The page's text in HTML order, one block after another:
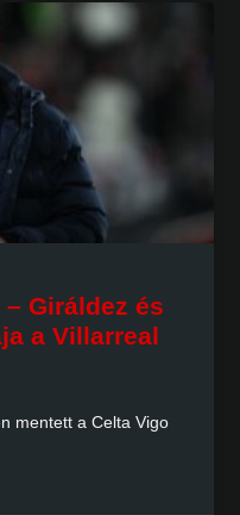
Giráldez és
a Villarreal
mentett a Celta Vigo